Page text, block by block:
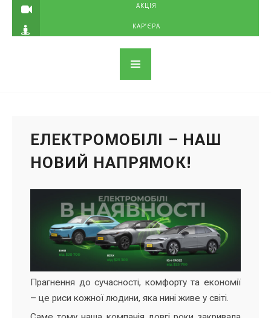
АКЦІЯ
КАР’ЄРА
ЕЛЕКТРОМОБІЛІ – НАШ
НОВИЙ НАПРЯМОК!
Прагнення до сучасності, комфорту та економії
– це риси кожної людини, яка нині живе у світі.